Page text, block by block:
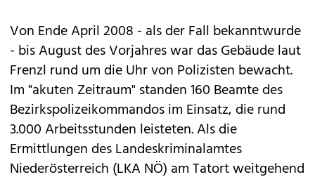
Von Ende April 2008 - als der Fall bekanntwurde
- bis August des Vorjahres war das Gebäude laut
Frenzl rund um die Uhr von Polizisten bewacht.
Im "akuten Zeitraum" standen 160 Beamte des
Bezirkspolizeikommandos im Einsatz, die rund
3.000 Arbeitsstunden leisteten. Als die
Ermittlungen des Landeskriminalamtes
Niederösterreich (LKA NÖ) am Tatort weitgehend